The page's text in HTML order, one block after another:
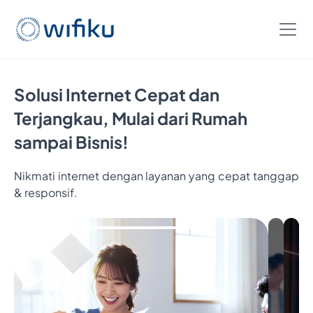
Solusi Internet Cepat dan
Terjangkau, Mulai dari Rumah
sampai Bisnis!
Nikmati internet dengan layanan yang cepat tanggap
& responsif.
Bayar
Bulan,
Nikmatin
Bulan
Internetan
Cukup
Bayar